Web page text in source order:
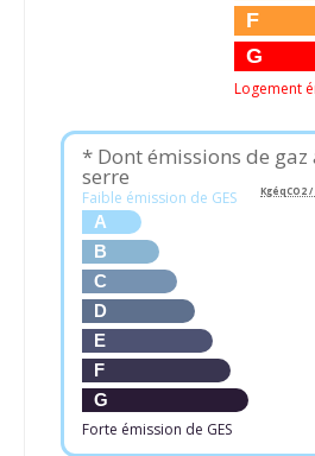
F
G
Logement
* Dont émissions de gaz
serre
Faible émission de GES
A
B
C
D
E
F
G
Forte émission de GES
KgéqCO2